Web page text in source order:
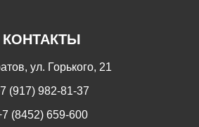
КОНТАКТЫ
ул. Горького, 21
(917) 982-81-37
(8452) 659-600